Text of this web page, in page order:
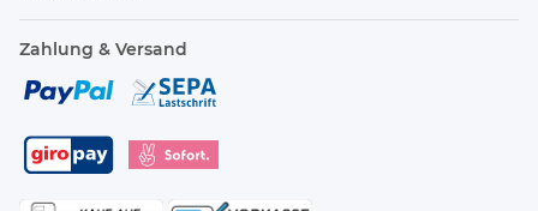
Zahlung & Versand